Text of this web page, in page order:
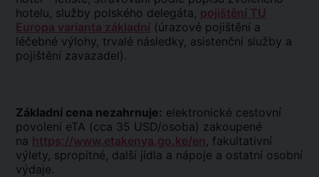
hotelu, služby polského delegáta, pojištění TU
Europa varianta základní (úrazové pojištění a
léčebné výlohy, trvalé následky, asistenční služby a
pojištění zavazadel).
Základní cena nezahrnuje: elektronické cestovní
povolení eTA (cca 35 USD/osoba) zakoupené
na https://www.etakenya.go.ke/en , fakultativní
výlety, spropitné, další jídla a nápoje a ostatní osobní
výdaje.